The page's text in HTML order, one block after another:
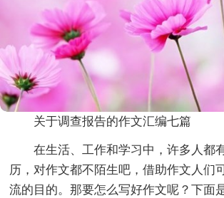
关于调查报告的作文汇编七篇
在生活、工作和学习中，许多人都
历，对作文都不陌生吧，借助作文人们
流的目的。那要怎么写好作文呢？下面